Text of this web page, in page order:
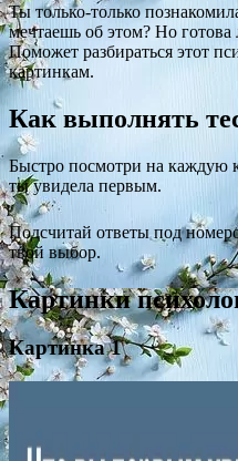
Ты только-только
мечтаешь об этом? Но
Поможет разбираться этот
картинкам.
Как выполнять
Быстро посмотри на каждую
ты увидела первым.
Подсчитай ответы под
твой выбор.
Картинки
Картинка 1